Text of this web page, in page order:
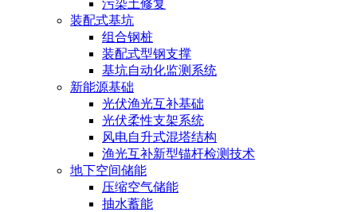
污染土修复
装配式基坑
组合钢桩
装配式型钢支撑
基坑自动化监测系统
新能源基础
光伏渔光互补基础
光伏柔性支架系统
风电自升式混塔结构
渔光互补新型锚杆检测技术
地下空间储能
压缩空气储能
抽水蓄能